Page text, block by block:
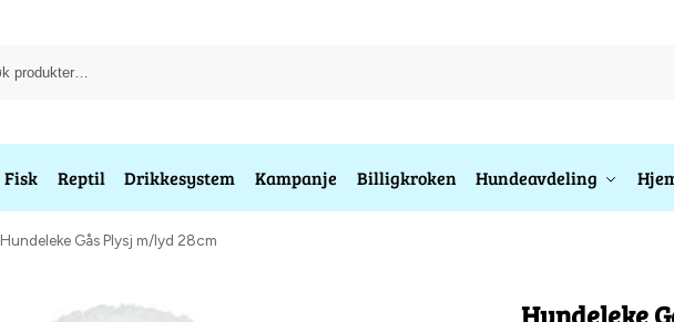
Fisk Reptil Drikkesystem Kampanje Billigkroken Hundeavdeling
Hundeleke Gås Plysj m/lyd 28cm